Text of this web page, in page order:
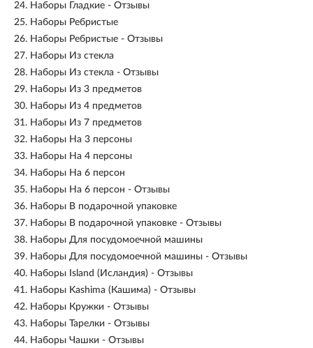
24. Наборы Гладкие - Отзывы
25. Наборы Ребристые
26. Наборы Ребристые - Отзывы
27. Наборы Из стекла
28. Наборы Из стекла - Отзывы
29. Наборы Из 3 предметов
30. Наборы Из 4 предметов
31. Наборы Из 7 предметов
32. Наборы На 3 персоны
33. Наборы На 4 персоны
34. Наборы На 6 персон
35. Наборы На 6 персон - Отзывы
36. Наборы В подарочной упаковке
37. Наборы В подарочной упаковке - Отзывы
38. Наборы Для посудомоечной машины
39. Наборы Для посудомоечной машины - Отзывы
40. Наборы Island (Исландия) - Отзывы
41. Наборы Kashima (Кашима) - Отзывы
42. Наборы Кружки - Отзывы
43. Наборы Тарелки - Отзывы
44. Наборы Чашки - Отзывы